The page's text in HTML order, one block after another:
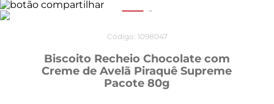
Código: 1098047
Biscoito Recheio Chocolate com
Creme de Avelã Piraquê Supreme
Pacote 80g